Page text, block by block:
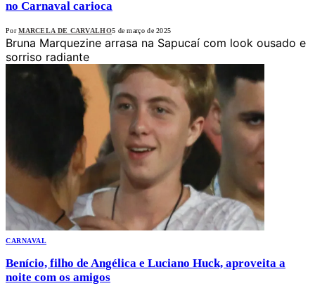
no Carnaval carioca
Por MARCELA DE CARVALHO5 de março de 2025
Bruna Marquezine arrasa na Sapucaí com look ousado e
sorriso radiante
CARNAVAL
Benício, filho de Angélica e Luciano Huck, aproveita a
noite com os amigos